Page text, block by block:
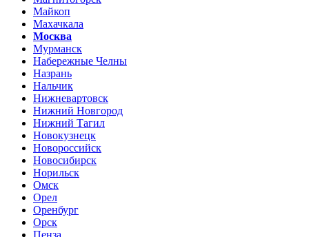
Майкоп
Махачкала
Москва
Мурманск
Набережные Челны
Назрань
Нальчик
Нижневартовск
Нижний Новгород
Нижний Тагил
Новокузнецк
Новороссийск
Новосибирск
Норильск
Омск
Орел
Оренбург
Орск